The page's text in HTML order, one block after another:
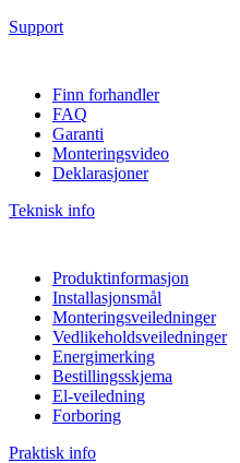
Support
Finn forhandler
FAQ
Garanti
Monteringsvideo
Deklarasjoner
Teknisk info
Produktinformasjon
Installasjonsmål
Monteringsveiledninger
Vedlikeholdsveiledninger
Energimerking
Bestillingsskjema
El-veiledning
Forboring
Praktisk info